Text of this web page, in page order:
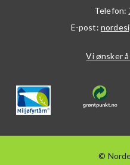
Telefon:
E-post:
Vi ønsker
©